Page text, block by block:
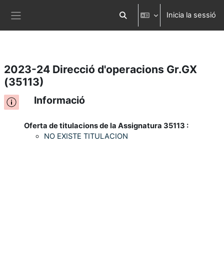
Ves al contingut principal Commuta l'entrada de la cerca
Inicia la sessió
2023-24 Direcció d'operacions Gr.GX
(35113)
Informació
Oferta de titulacions de la Assignatura 35113 :
NO EXISTE TITULACION